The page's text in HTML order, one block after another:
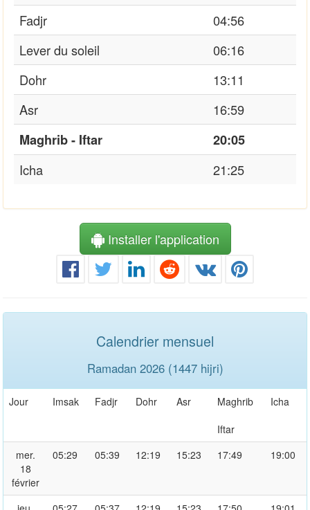
Fadjr
04:56
Lever du soleil
06:16
Dohr
13:11
Asr
16:59
Maghrib - Iftar
20:05
Icha
21:25
Installer l'application
Calendrier mensuel
Ramadan 2026 (1447 hijri)
Jour Imsak Fadjr Dohr Asr
Maghrib
Iftar
Icha
mer.
18
février
05:29 05:39 12:19 15:23 17:49 19:00